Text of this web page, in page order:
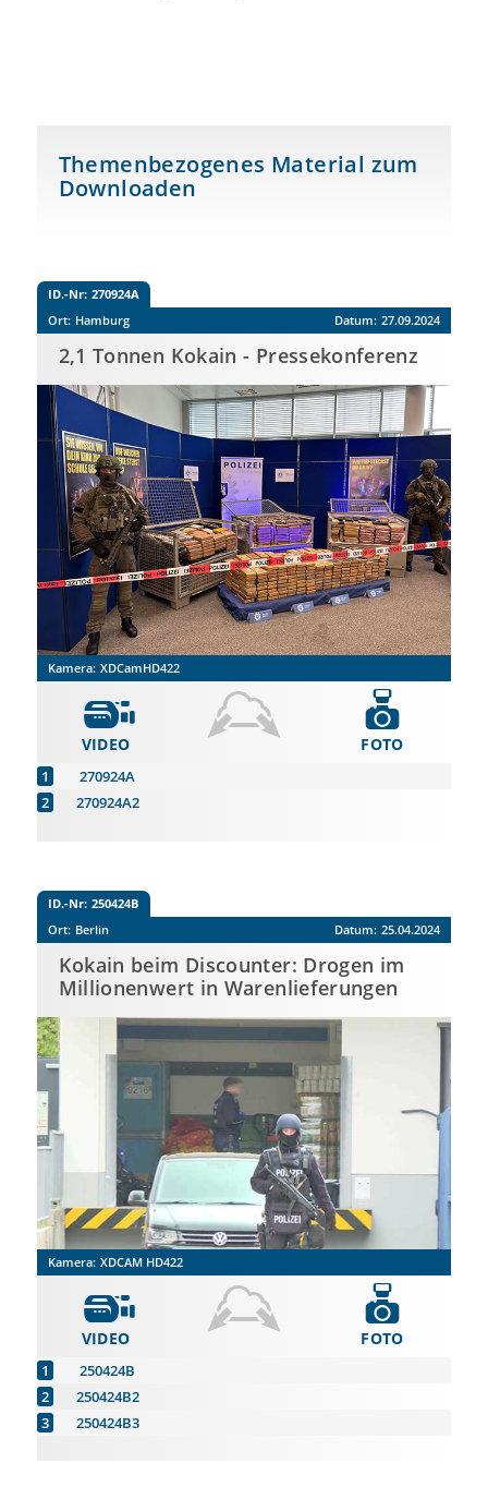
Themenbezogenes Material zum
Downloaden
ID.-Nr: 270924A
Ort: Hamburg Datum: 27.09.2024
2,1 Tonnen Kokain - Pressekonferenz
Kamera: XDCamHD422
VIDEO
270924A
270924A2
FOTO
ID.-Nr: 250424B
Ort: Berlin Datum: 25.04.2024
Kokain beim Discounter: Drogen im
Millionenwert in Warenlieferungen
Kamera: XDCAM HD422
VIDEO
250424B
250424B2
250424B3
FOTO